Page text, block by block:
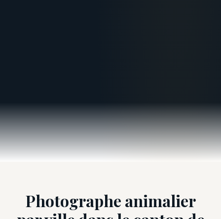
Photographe animalier